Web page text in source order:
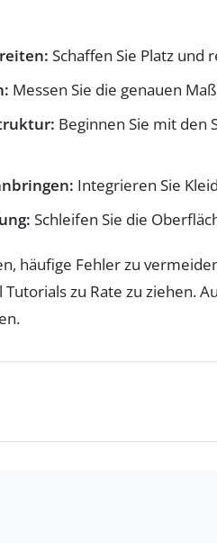
Schaffen Sie Platz und
Messen Sie die genauen
Beginnen Sie mit den
Integrieren Sie
Schleifen Sie die
häufige Fehler zu
zu Rate zu ziehen.